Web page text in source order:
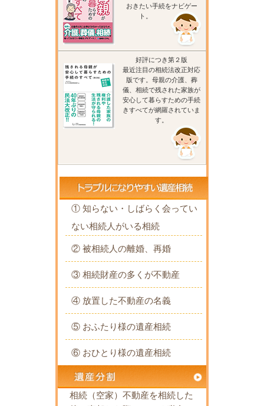
おきたい手続をナビゲー
ト。
好評につき第２版
最近注目の相続法改正対応
版です。母親の介護、葬
儀、相続で残された家族が
安心して暮らすための手続
きすべてが網羅されていま
す。
① 知らない・しばらく会ってい
ない相続人がいる相続
② 被相続人の離婚、再婚
③ 相続財産の多くが不動産
④ 放置した不動産の名義
⑤ おふたり様の遺産相続
⑥ おひとり様の遺産相続
相続（空家）不動産を相続した